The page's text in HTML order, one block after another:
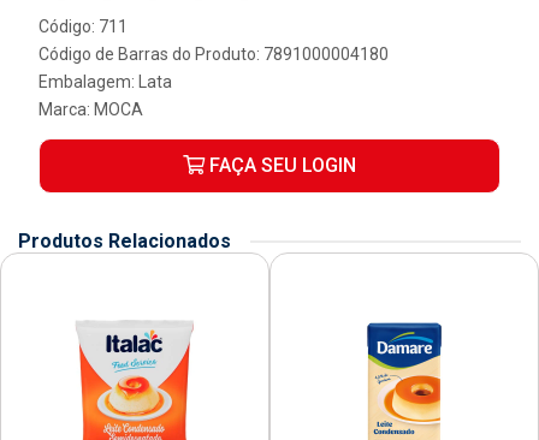
Código: 711
Código de Barras do Produto: 7891000004180
Embalagem: Lata
Marca: MOCA
FAÇA SEU LOGIN
Produtos Relacionados